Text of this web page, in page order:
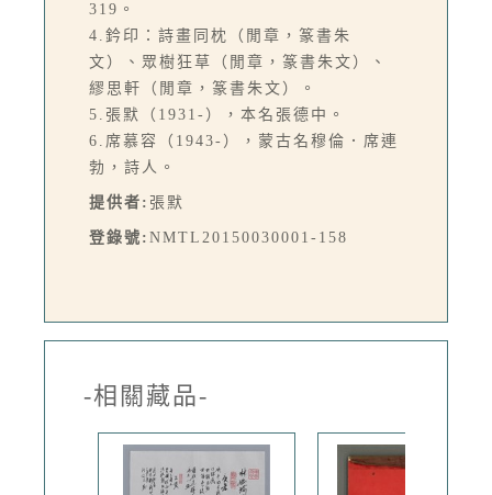
319。
4.鈐印：詩畫同枕（閒章，篆書朱
文）、眾樹狂草（閒章，篆書朱文）、
繆思軒（閒章，篆書朱文）。
5.張默（1931-），本名張德中。
6.席慕容（1943-），蒙古名穆倫．席連
勃，詩人。
提供者: 張默
登錄號: NMTL20150030001-158
-相關藏品-